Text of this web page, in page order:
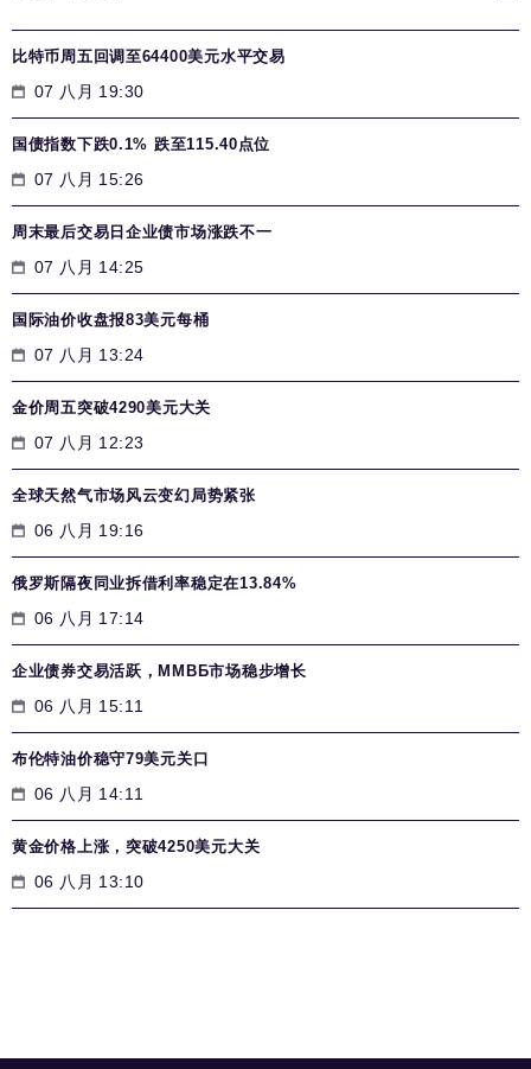
比特币周五回调至64400美元水平交易
07 八月 19:30
国债指数下跌0.1% 跌至115.40点位
07 八月 15:26
周末最后交易日企业债市场涨跌不一
07 八月 14:25
国际油价收盘报83美元每桶
07 八月 13:24
金价周五突破4290美元大关
07 八月 12:23
全球天然气市场风云变幻局势紧张
06 八月 19:16
俄罗斯隔夜同业拆借利率稳定在13.84%
06 八月 17:14
企业债券交易活跃，MMВБ市场稳步增长
06 八月 15:11
布伦特油价稳守79美元关口
06 八月 14:11
黄金价格上涨，突破4250美元大关
06 八月 13:10